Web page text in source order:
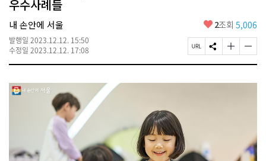
울
시
대
표
소
통
포
우수사례들
내 손안에 서울
발행일 2023.12.12. 15:50
수정일 2023.12.12. 17:08
좋
요
2조회 5,006
페
이
U
S
N
공
글
자
기
글
자
기
기